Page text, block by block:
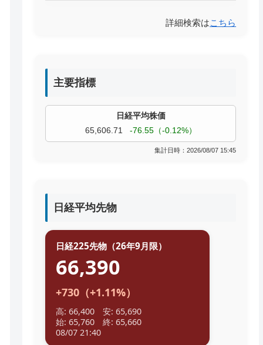
過去株価
詳細検索はこちら
主要指標
TOPIX
4,074.93
+19.08（+0.47%）
集計日時：2026/08/07 15:45
日経平均先物
日経225先物（26年9月限）
66,390
+730（+1.11%）
高: 66,400 安: 65,690
始: 65,760 終: 65,660
08/07 21:40